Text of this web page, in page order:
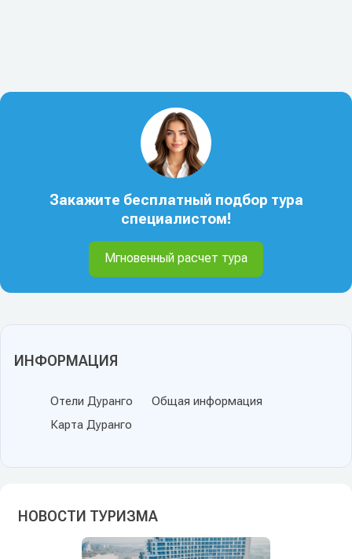
ИНФОРМАЦИЯ
Отели Дуранго
Общая информация
Карта Дуранго
НОВОСТИ ТУРИЗМА
Закажите бесплатный подбор тура
специалистом!
Мгновенный расчет тура